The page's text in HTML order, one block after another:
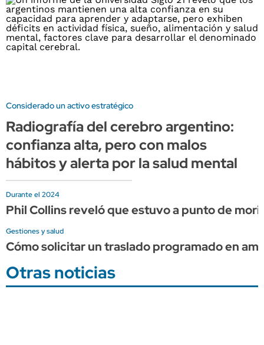
Considerado un activo estratégico
Radiografía del cerebro argentino:
confianza alta, pero con malos
hábitos y alerta por la salud mental
Durante el 2024
Phil Collins reveló que estuvo a punto de
Gestiones y salud
Cómo solicitar un traslado programado en
Otras noticias